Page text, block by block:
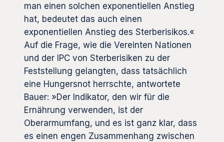
man einen solchen exponentiellen Anstieg
hat, bedeutet das auch einen
exponentiellen Anstieg des Sterberisikos.«
Auf die Frage, wie die Vereinten Nationen
und der IPC von Sterberisiken zu der
Feststellung gelangten, dass tatsächlich
eine Hungersnot herrschte, antwortete
Bauer: »Der Indikator, den wir für die
Ernährung verwenden, ist der
Oberarmumfang, und es ist ganz klar, dass
es einen engen Zusammenhang zwischen